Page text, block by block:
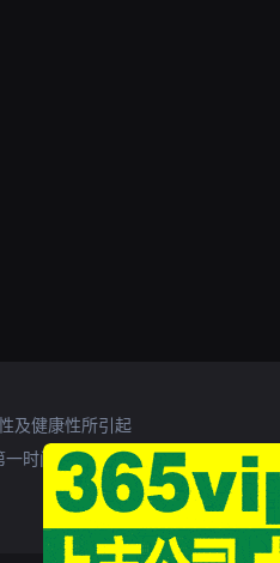
及健康性所引起
一时间处理。